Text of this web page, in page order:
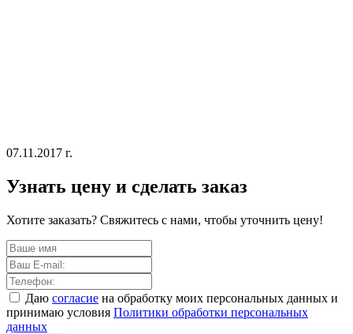
07.11.2017 г.
Узнать цену и сделать заказ
Хотите заказать? Свяжитесь с нами, чтобы уточнить цену!
Даю согласие на обработку моих персональных данных и
принимаю условия Политики обработки персональных
данных